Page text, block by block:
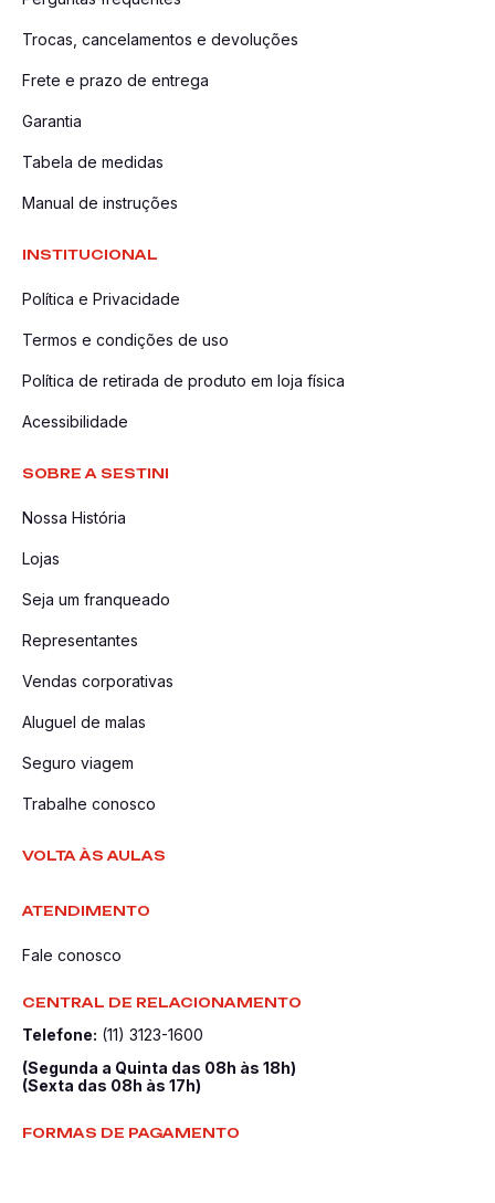
Trocas, cancelamentos e devoluções
Frete e prazo de entrega
Garantia
Tabela de medidas
Manual de instruções
INSTITUCIONAL
Política e Privacidade
Termos e condições de uso
Política de retirada de produto em loja física
Acessibilidade
SOBRE A SESTINI
Nossa História
Lojas
Seja um franqueado
Representantes
Vendas corporativas
Aluguel de malas
Seguro viagem
Trabalhe conosco
VOLTA ÀS AULAS
ATENDIMENTO
Fale conosco
CENTRAL DE RELACIONAMENTO
Telefone: (11) 3123-1600
(Segunda a Quinta das 08h às 18h)
(Sexta das 08h às 17h)
FORMAS DE PAGAMENTO